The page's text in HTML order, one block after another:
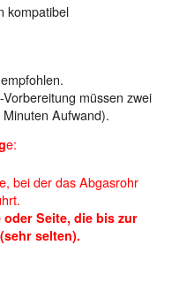
kompatibel
müssen zwei
Aufwand).
e:
bei der das Abgasrohr
Seite, die bis zur
selten).